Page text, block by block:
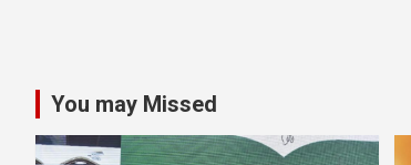
You may Missed